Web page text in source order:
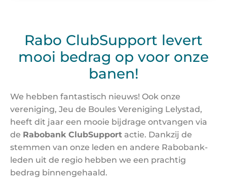
Rabo ClubSupport levert
mooi bedrag op voor onze
banen!
We hebben fantastisch nieuws! Ook onze
vereniging, Jeu de Boules Vereniging Lelystad,
heeft dit jaar een mooie bijdrage ontvangen via
de Rabobank ClubSupport actie. Dankzij de
stemmen van onze leden en andere Rabobank-
leden uit de regio hebben we een prachtig
bedrag binnengehaald.